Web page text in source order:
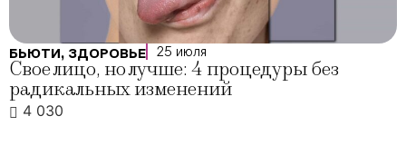
БЬЮТИ, ЗДОРОВЬЕ 25 июля
Свое лицо, но лучше: 4 процедуры без
радикальных изменений
4 030